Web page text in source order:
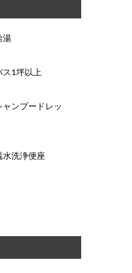
湯
ス1坪以上
ャンプードレッ
水洗浄便座